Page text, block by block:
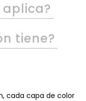
aplica?
tiene?
cada capa de color